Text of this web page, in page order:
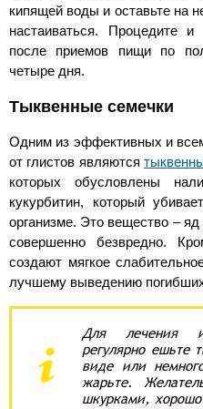
кипящей воды и оставьте на
настаиваться. Процедите
после приемов пищи по
четыре дня.
Тыквенные семечки
Одним из эффективных и
от глистов являются
которых обусловлены
кукурбитин, который
организме. Это вещество –
совершенно безвредно.
создают мягкое
лучшему выведению
Для лечения
регулярно ешьте
виде или
жарьте.
шкурками,